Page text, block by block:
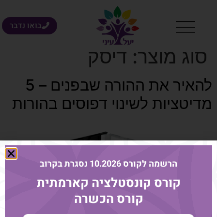
בואו נדבר
סוג מוצר: דיסק
להאיר את ההורה שבפנים – 5
מדיטציות לשינוי דפוסים בהורות
הרשמה לקורס 10.2026 נסגרת בקרוב
קורס קונסטלציה קארמתית
קורס הכשרה